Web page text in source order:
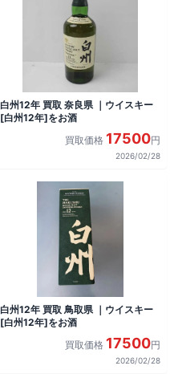
白州12年 買取 奈良県 ｜ウイスキー
[白州12年]をお酒
買取価格 17500円
2026/02/28
白州12年 買取 鳥取県 ｜ウイスキー
[白州12年]をお酒
買取価格 17500円
2026/02/28